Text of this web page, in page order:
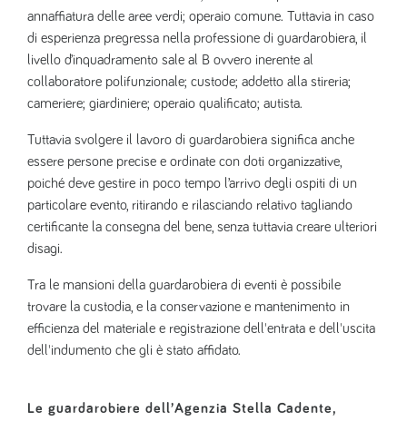
annaffiatura delle aree verdi; operaio comune. Tuttavia in caso
di esperienza pregressa nella professione di guardarobiera, il
livello d’inquadramento sale al B ovvero inerente al
collaboratore polifunzionale; custode; addetto alla stireria;
cameriere; giardiniere; operaio qualificato; autista.
Tuttavia svolgere il lavoro di guardarobiera significa anche
essere persone precise e ordinate con doti organizzative,
poiché deve gestire in poco tempo l’arrivo degli ospiti di un
particolare evento, ritirando e rilasciando relativo tagliando
certificante la consegna del bene, senza tuttavia creare ulteriori
disagi.
Tra le mansioni della guardarobiera di eventi è possibile
trovare la custodia, e la conservazione e mantenimento in
efficienza del materiale e registrazione dell'entrata e dell'uscita
dell'indumento che gli è stato affidato.
Le guardarobiere dell’Agenzia Stella Cadente,